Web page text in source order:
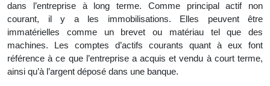
dans l’entreprise à long terme. Comme principal actif non
courant, il y a les immobilisations. Elles peuvent être
immatérielles comme un brevet ou matériau tel que des
machines. Les comptes d’actifs courants quant à eux font
référence à ce que l’entreprise a acquis et vendu à court terme,
ainsi qu’à l’argent déposé dans une banque.